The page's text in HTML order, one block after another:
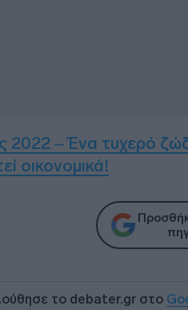
2022 – Ένα τυχερό
οικονομικά!
το debater.gr στο